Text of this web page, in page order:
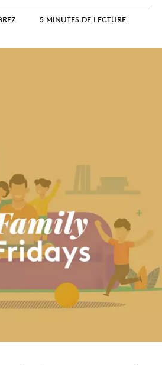
5 MINUTES DE LECTURE